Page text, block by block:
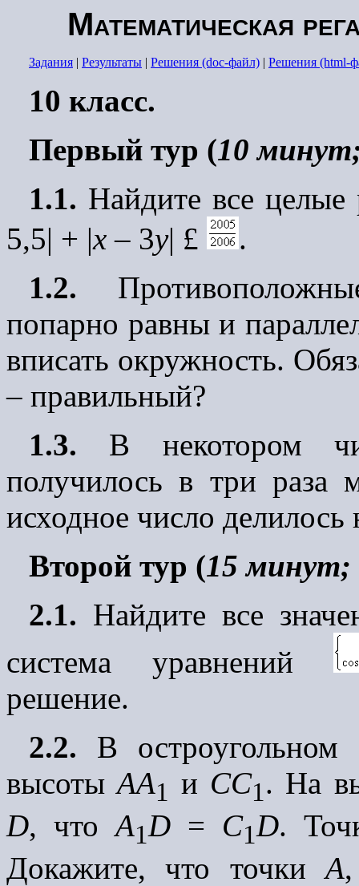
Математическая
Задания | Результаты | Решения (doc-файл) | Решения (html-
10 класс.
Первый тур (10
1.1. Найдите все целые
5,5| + |x – 3y| £
.
1.2.
попарно равны и
вписать окружность.
– правильный?
1.3. В некотором
получилось в три раза
исходное число делилось
Второй тур (15 минут;
2.1. Найдите все
система уравнений
решение.
2.2. В остроугольном
высотыAA1 и CC1. На
D, чтоA1D = C1D.
Докажите, что точкиA